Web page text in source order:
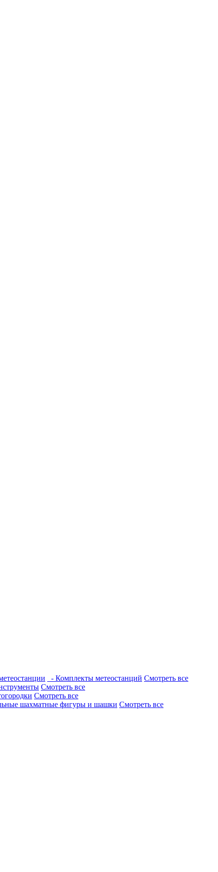
- Комплекты метеостанций Смотреть все
Смотреть все
Смотреть все
шахматные фигуры и шашки Смотреть все